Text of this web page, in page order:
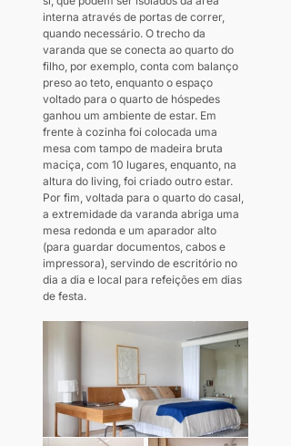
interna através de portas de correr,
quando necessário. O trecho da
varanda que se conecta ao quarto do
filho, por exemplo, conta com balanço
preso ao teto, enquanto o espaço
voltado para o quarto de hóspedes
ganhou um ambiente de estar. Em
frente à cozinha foi colocada uma
mesa com tampo de madeira bruta
maciça, com 10 lugares, enquanto, na
altura do living, foi criado outro estar.
Por fim, voltada para o quarto do casal,
a extremidade da varanda abriga uma
mesa redonda e um aparador alto
(para guardar documentos, cabos e
impressora), servindo de escritório no
dia a dia e local para refeições em dias
de festa.